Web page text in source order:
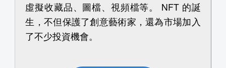
虛擬收藏品、圖檔、視頻檔等。 NFT 的誕
生，不但保護了創意藝術家，還為市場加入
了不少投資機會。